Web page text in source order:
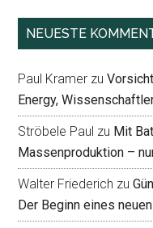
NEUESTE
Paul Kramer zu
Energy,
Ströbele Paul zu Mit
Massenproduktion –
Walter Friederich zu
Der Beginn eines